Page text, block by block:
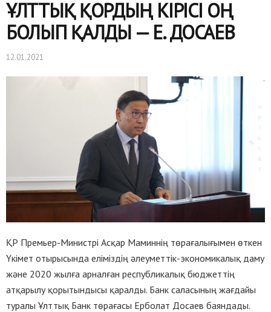
ҰЛТТЫҚ ҚОРДЫҢ КІРІСІ ОҢ
БОЛЫП ҚАЛДЫ — Е. ДОСАЕВ
12.01.2021
ҚР Премьер-Министрі Асқар Маминнің төрағалығымен өткен
Үкімет отырысында еліміздің әлеуметтік-экономикалық даму
және 2020 жылға арналған республикалық бюджеттің
атқарылу қорытындысы қаралды. Банк саласының жағдайы
туралы Ұлттық Банк төрағасы Ерболат Досаев баяндады.